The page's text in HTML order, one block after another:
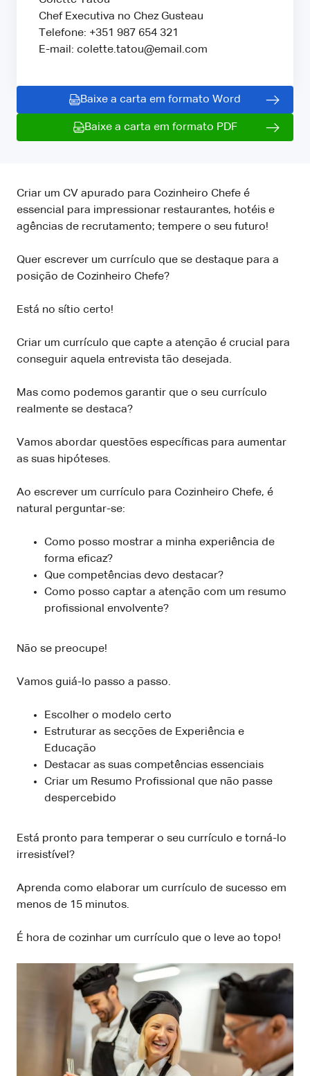
Chef Executiva no Chez Gusteau
Telefone: +351 987 654 321
E-mail: colette.tatou@email.com
Baixe a carta em formato Word
Baixe a carta em formato PDF
Criar um CV apurado para Cozinheiro Chefe é
essencial para impressionar restaurantes, hotéis e
agências de recrutamento; tempere o seu futuro!
Quer escrever um currículo que se destaque para a
posição de Cozinheiro Chefe?
Está no sítio certo!
Criar um currículo que capte a atenção é crucial para
conseguir aquela entrevista tão desejada.
Mas como podemos garantir que o seu currículo
realmente se destaca?
Vamos abordar questões específicas para aumentar
as suas hipóteses.
Ao escrever um currículo para Cozinheiro Chefe, é
natural perguntar-se:
Como posso mostrar a minha experiência de
forma eficaz?
Que competências devo destacar?
Como posso captar a atenção com um resumo
profissional envolvente?
Não se preocupe!
Vamos guiá-lo passo a passo.
Escolher o modelo certo
Estruturar as secções de Experiência e
Educação
Destacar as suas competências essenciais
Criar um Resumo Profissional que não passe
despercebido
Está pronto para temperar o seu currículo e torná-lo
irresistível?
Aprenda como elaborar um currículo de sucesso em
menos de 15 minutos.
É hora de cozinhar um currículo que o leve ao topo!